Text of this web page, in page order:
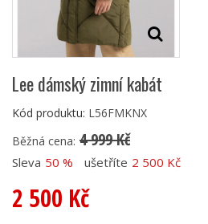
Lee dámský zimní kabát
Kód produktu: L56FMKNX
Běžná cena: 4 999 Kč
Sleva 50 % ušetříte 2 500 Kč
2 500 Kč